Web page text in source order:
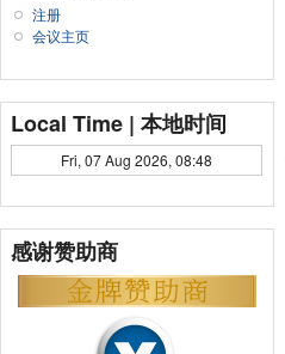
注册
会议主页
Local Time | 本地时间
Fri, 07 Aug 2026, 08:48
感谢赞助商